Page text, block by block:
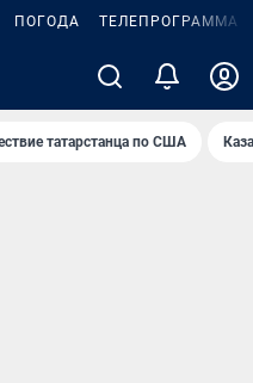
ПОГОДА ТЕЛЕПРОГРАММА
татарстанца по США